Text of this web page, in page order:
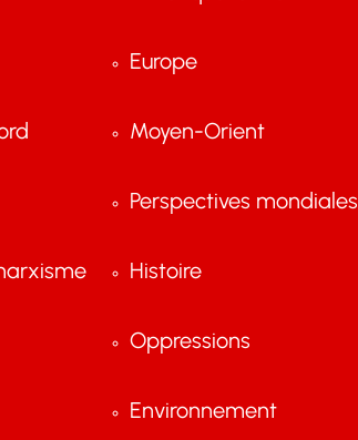
Europe
Moyen-Orient
Perspectives mondiales
Histoire
Oppressions
Environnement